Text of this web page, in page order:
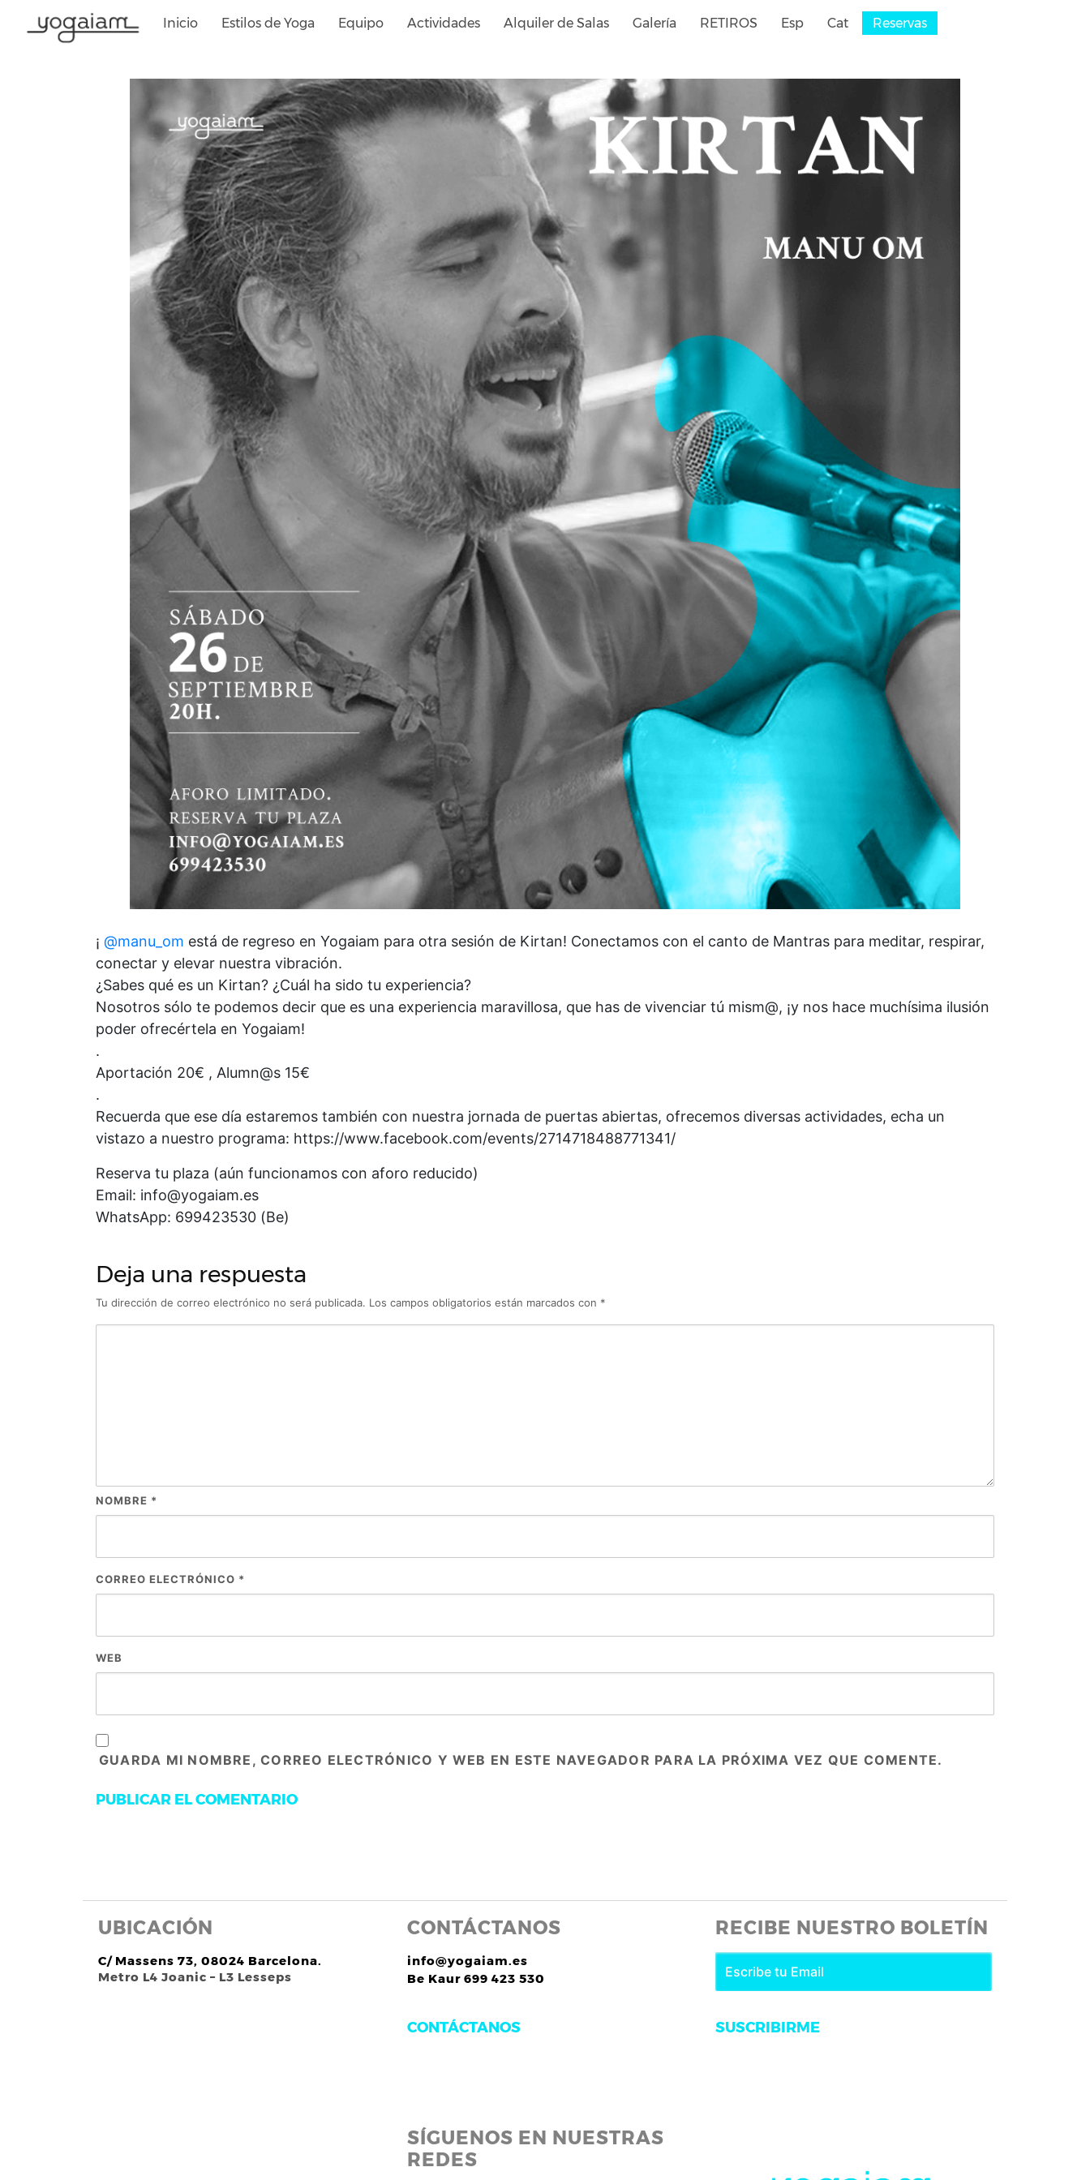
Inicio Estilos de Yoga Equipo Actividades Alquiler de Salas Galería RETIROS Esp Cat Reservas
¡ @manu_om está de regreso en Yogaiam para otra sesión de Kirtan! Conectamos con el canto de Mantras para meditar, respirar,
conectar y elevar nuestra vibración.
¿Sabes qué es un Kirtan? ¿Cuál ha sido tu experiencia?
Nosotros sólo te podemos decir que es una experiencia maravillosa, que has de vivenciar tú mism@, ¡y nos hace muchísima ilusión
poder ofrecértela en Yogaiam!
.
Aportación 20€ , Alumn@s 15€
.
Recuerda que ese día estaremos también con nuestra jornada de puertas abiertas, ofrecemos diversas actividades, echa un
vistazo a nuestro programa: https://www.facebook.com/events/2714718488771341/
Reserva tu plaza (aún funcionamos con aforo reducido)
Email: info@yogaiam.es
WhatsApp: 699423530 (Be)
Deja una respuesta
Tu dirección de correo electrónico no será publicada. Los campos obligatorios están marcados con *
NOMBRE *
CORREO ELECTRÓNICO *
WEB
GUARDA MI NOMBRE, CORREO ELECTRÓNICO Y WEB EN ESTE NAVEGADOR PARA LA PRÓXIMA VEZ QUE COMENTE.
UBICACIÓN
C/ Massens 73, 08024 Barcelona.
Metro L4 Joanic – L3 Lesseps
CONTÁCTANOS
info@yogaiam.es
Be Kaur 699 423 530
CONTÁCTANOS
SÍGUENOS EN NUESTRAS
REDES
RECIBE NUESTRO BOLETÍN
SUSCRIBIRME